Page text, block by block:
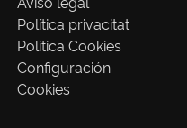
Política privacitat
Política Cookies
Configuración
Cookies